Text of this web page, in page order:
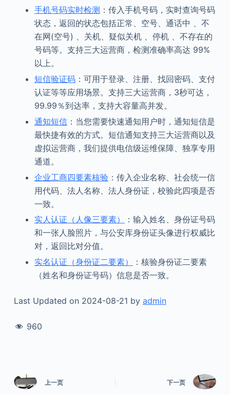
手机号码实时检测 ：传入手机号码，实时查询号码
状态，返回的状态包括正常、空号、通话中 、不
在网(空号) 、关机、疑似关机 、停机 、不存在的
号码等。支持三大运营商，检测准确率高达 99%
以上。
短信验证码：可用于登录、注册、找回密码、支付
认证等等应用场景。支持三大运营商，3秒可达，
99.99％到达率，支持大容量高并发。
通知短信：当您需要快速通知用户时，通知短信是
最快捷有效的方式。短信通知支持三大运营商以及
虚拟运营商，我们提供电信级运维保障、独享专用
通道。
企业工商四要素核验：传入企业名称、社会统一信
用代码、法人名称、法人身份证，校验此四项是否
一致。
实人认证（人像三要素）
：输入姓名、身份证号码
和一张人脸照片，与公安库身份证头像进行权威比
对，返回比对分值。
实名认证（身份证二要素）
：核验身份证二要素
（姓名和身份证号码）信息是否一致。
Last Updated on 2024-08-21 by admin
960
上一页 下一页